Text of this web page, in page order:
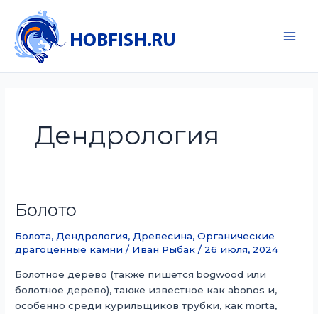
содержимому
Дендрология
Болото
Болота,Дендрология,Древесина,Органические
драгоценные камни / Иван Рыбак/ 26 июля, 2024
Болотное дерево (также пишется bogwood или
болотное дерево), также известное как abonos и,
особенно среди курильщиков трубки, как morta,